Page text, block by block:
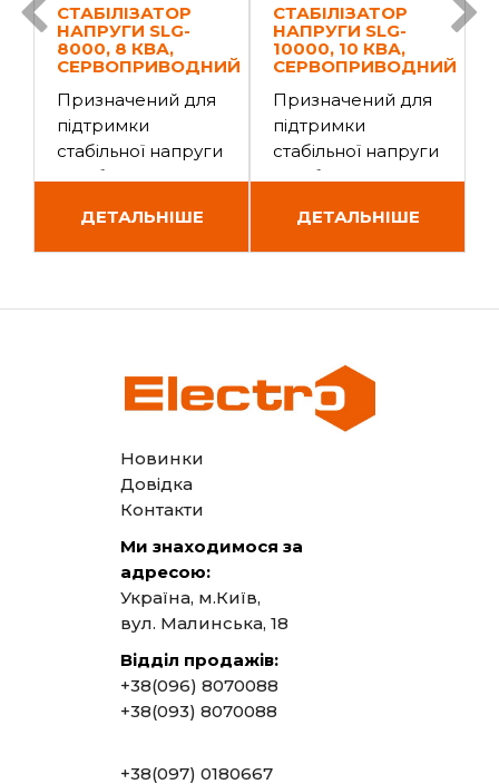
СТАБІЛІЗАТОР
НАПРУГИ SLG-
8000, 8 КВА,
СЕРВОПРИВОДНИЙ
Призначений для
підтримки
стабільної напруги
в побутових
з номінальною
напругою 220..
ДЕТАЛЬНІШЕ
СТАБІЛІЗАТОР
НАПРУГИ SLG-
10000, 10 КВА,
СЕРВОПРИВОДНИЙ
Призначений для
підтримки
стабільної напруги
в побутових
з номінальною
напругою 220..
ДЕТАЛЬНІШЕ
Новинки
Довідка
Контакти
Ми знаходимося за
адресою:
Україна, м.Київ,
вул. Малинська, 18
Відділ продажів:
+38(096) 8070088
+38(093) 8070088
+38(097) 0180667